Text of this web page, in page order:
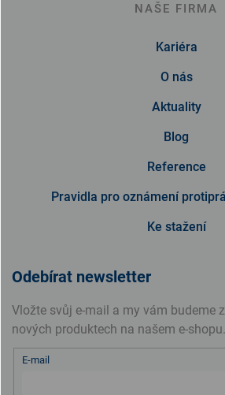
NAŠE FIRMA
Kariéra
O nás
Aktuality
Blog
Reference
Pravidla pro oznámení
Ke stažení
Odebírat newsletter
Vložte svůj e-mail a my vám budeme
nových produktech na našem e-shopu.
E-mail